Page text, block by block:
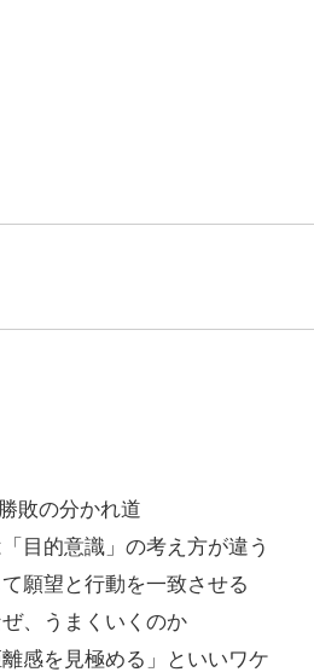
敗の分かれ道
目的意識」の考え方が違う
願望と行動を一致させる
、うまくいくのか
感を見極める」といいワケ